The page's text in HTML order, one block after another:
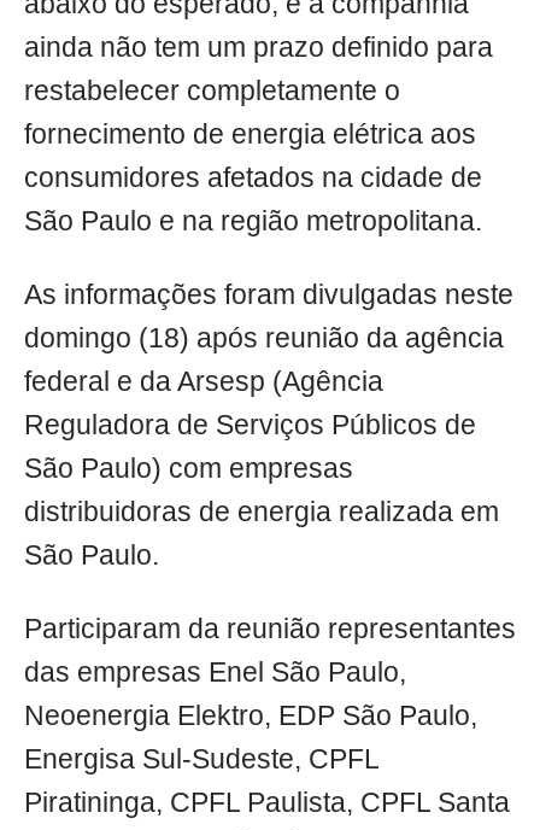
ainda não tem um prazo definido para
restabelecer completamente o
fornecimento de energia elétrica aos
consumidores afetados na cidade de
São Paulo e na região metropolitana.
As informações foram divulgadas neste
domingo (18) após reunião da agência
federal e da Arsesp (Agência
Reguladora de Serviços Públicos de
São Paulo) com empresas
distribuidoras de energia realizada em
São Paulo.
Participaram da reunião representantes
das empresas Enel São Paulo,
Neoenergia Elektro, EDP São Paulo,
Energisa Sul-Sudeste, CPFL
Piratininga, CPFL Paulista, CPFL Santa